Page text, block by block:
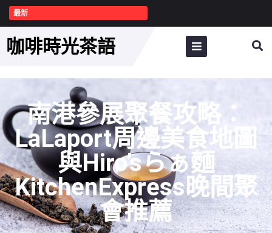
最新
咖啡時光茶語
南港參展聚餐攻略：
LaLaport周邊美食地圖
與Hiro’sらぁ麵
KitchenExpress晚間聚
會推薦